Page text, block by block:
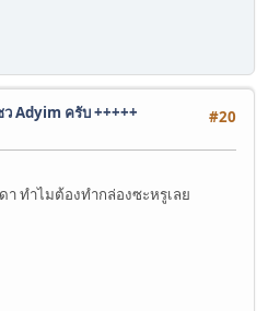
#20
Adyim ครับ +++++
ทำไมต้องทำกล่องซะหรูเลย